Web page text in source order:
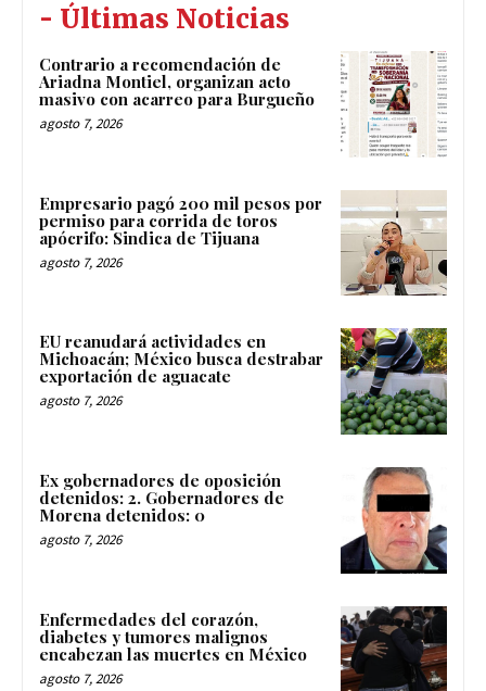
- Últimas Noticias
Contrario a recomendación de
Ariadna Montiel, organizan acto
masivo con acarreo para Burgueño
agosto 7, 2026
Empresario pagó 200 mil pesos por
permiso para corrida de toros
apócrifo: Sindica de Tijuana
agosto 7, 2026
EU reanudará actividades en
Michoacán; México busca destrabar
exportación de aguacate
agosto 7, 2026
Ex gobernadores de oposición
detenidos: 2. Gobernadores de
Morena detenidos: 0
agosto 7, 2026
Enfermedades del corazón,
diabetes y tumores malignos
encabezan las muertes en México
agosto 7, 2026